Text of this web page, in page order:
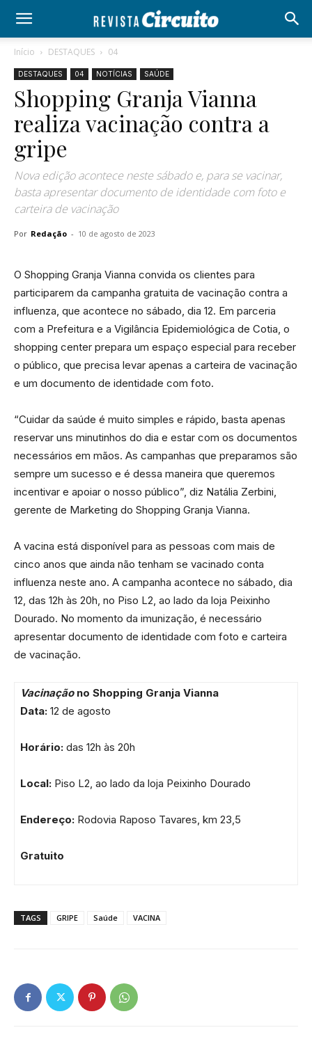
Início DESTAQUES 04
DESTAQUES 04 NOTÍCIAS SAÚDE
Shopping Granja Vianna
realiza vacinação contra a
gripe
Nova edição acontece neste sábado e, para se vacinar,
basta apresentar documento de identidade com foto e
carteira de vacinação
Por Redação - 10 de agosto de 2023
O Shopping Granja Vianna convida os clientes para
participarem da campanha gratuita de vacinação contra a
influenza, que acontece no sábado, dia 12. Em parceria
com a Prefeitura e a Vigilância Epidemiológica de Cotia, o
shopping center prepara um espaço especial para receber
o público, que precisa levar apenas a carteira de vacinação
e um documento de identidade com foto.
“Cuidar da saúde é muito simples e rápido, basta apenas
reservar uns minutinhos do dia e estar com os documentos
necessários em mãos. As campanhas que preparamos são
sempre um sucesso e é dessa maneira que queremos
incentivar e apoiar o nosso público”, diz Natália Zerbini,
gerente de Marketing do Shopping Granja Vianna.
A vacina está disponível para as pessoas com mais de
cinco anos que ainda não tenham se vacinado conta
influenza neste ano. A campanha acontece no sábado, dia
12, das 12h às 20h, no Piso L2, ao lado da loja Peixinho
Dourado. No momento da imunização, é necessário
apresentar documento de identidade com foto e carteira
de vacinação.
Vacinaçãono Shopping Granja Vianna
Data: 12 de agosto
Horário: das 12h às 20h
Local: Piso L2, ao lado da loja Peixinho Dourado
Endereço: Rodovia Raposo Tavares, km 23,5
Gratuito
TAGS GRIPE Saúde VACINA